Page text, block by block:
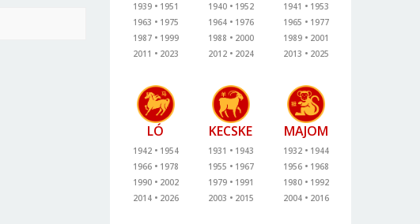
1939
1951
1963
1975
1987
1999
2011
2023
1940
1952
1964
1976
1988
2000
2012
2024
1941
1953
1965
1977
1989
2001
2013
2025
LÓ
1942
1954
1966
1978
1990
2002
2014
2026
KECSKE
1931
1943
1955
1967
1979
1991
2003
2015
MAJOM
1932
1944
1956
1968
1980
1992
2004
2016